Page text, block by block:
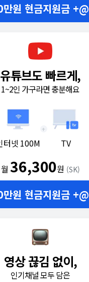
원 현금지원금 +@
유튜브도 빠르게,
1~2인 가구라면 충분해요
터넷 100M
+
TV
월36,300원 (SK)
원 현금지원금 +@
영상 끊김 없이,
인기채널 모두 담은